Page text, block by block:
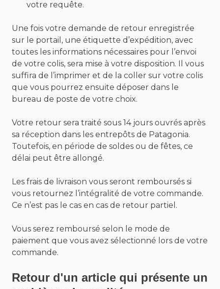
votre requête.
Une fois votre demande de retour enregistrée
sur le portail, une étiquette d’expédition, avec
toutes les informations nécessaires pour l’envoi
de votre colis, sera mise à votre disposition. Il vous
suffira de l’imprimer et de la coller sur votre colis
que vous pourrez ensuite déposer dans le
bureau de poste de votre choix.
Votre retour sera traité sous 14 jours ouvrés après
sa réception dans les entrepôts de Patagonia.
Toutefois, en période de soldes ou de fêtes, ce
délai peut être allongé.
Les frais de livraison vous seront remboursés si
vous retournez l’intégralité de votre commande.
Ce n’est pas le cas en cas de retour partiel.
Vous serez remboursé selon le mode de
paiement que vous avez sélectionné lors de votre
commande.
Retour d'un article qui présente un